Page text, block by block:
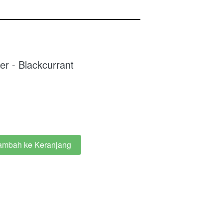
- Blackcurrant
ke Keranjang